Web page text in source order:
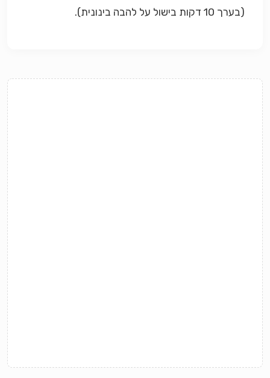
(בערך 10 דקות בישול על להבה בינונית).